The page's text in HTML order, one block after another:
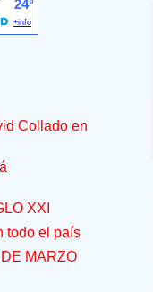
Collado en
XXI
todo el país
MARZO